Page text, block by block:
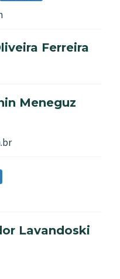
Ferreira
Meneguz
Lavandoski